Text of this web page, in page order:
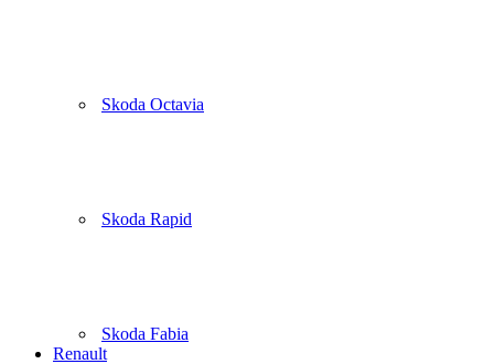
Skoda Octavia
Skoda Rapid
Skoda Fabia
Renault